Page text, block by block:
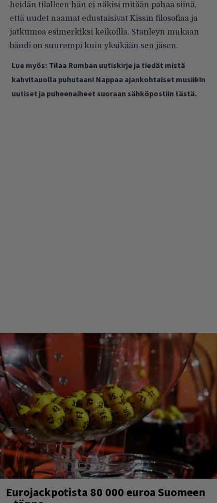
heidän tilalleen hän ei näkisi mitään pahaa siinä,
että uudet naamat edustaisivat Kissin filosofiaa ja
jatkumoa esimerkiksi keikoilla. Stanleyn mukaan
bändi on suurempi kuin yksikään sen jäsen.
Lue myös: Tilaa Rumban uutiskirje ja tiedät mistä
kahvitauolla puhutaan! Nappaa ajankohtaiset musiikin
uutiset ja puheenaiheet suoraan sähköpostiin tästä.
Eurojackpotista 80 000 euroa Suomeen